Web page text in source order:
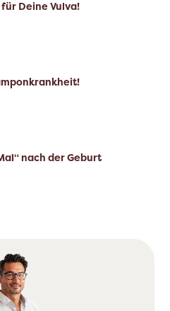
Deine Vulva!
nach der Geburt